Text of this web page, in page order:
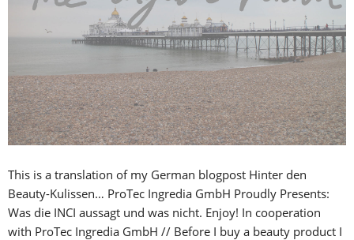
This is a translation of my German blogpost Hinter den
Beauty-Kulissen… ProTec Ingredia GmbH Proudly Presents:
Was die INCI aussagt und was nicht. Enjoy! In cooperation
with ProTec Ingredia GmbH // Before I buy a beauty product I